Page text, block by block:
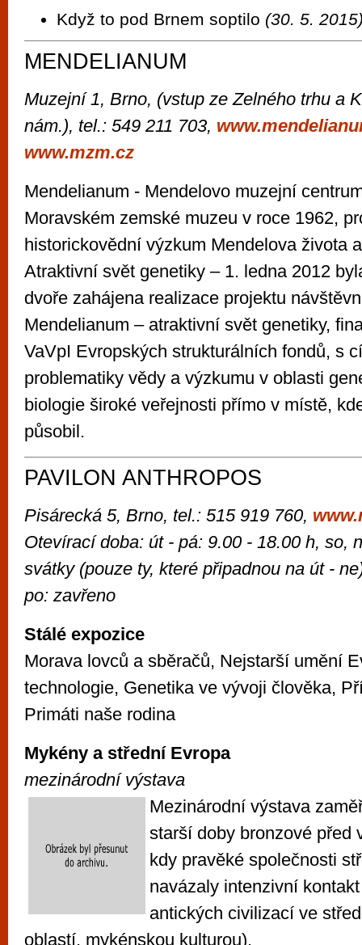
Když to pod Brnem soptilo (30. 5.
MENDELIANUM
Muzejní 1, Brno, (vstup ze Zelného trhu a
nám.), tel.: 549 211 703,
www.mzm.cz
Mendelianum - Mendelovo muzejní
Moravském zemské muzeu v roce 1962,
historickovědní výzkum Mendelova života
Atraktivní svět genetiky – 1. ledna 2012
dvoře zahájena realizace projektu
Mendelianum – atraktivní svět genetiky,
VaVpI Evropských strukturálních fondů, s
problematiky vědy a výzkumu v oblasti
biologie široké veřejnosti přímo v místě,
působil.
PAVILON ANTHROPOS
Pisárecká 5, Brno, tel.: 515 919 760,
Otevírací doba: út - pá: 9.00 - 18.00 h, so,
svátky (pouze ty, které připadnou na út -
po: zavřeno
Stálé expozice
Morava lovců a sběračů, Nejstarší umění
technologie, Genetika ve vývoji člověka,
Primáti naše rodina
Mykény a střední Evropa
mezinárodní výstava
Mezinárodní výstava
starší doby bronzové před
kdy pravěké společnosti
navázaly intenzivní
antických civilizací ve
oblastí, mykénskou kulturou).